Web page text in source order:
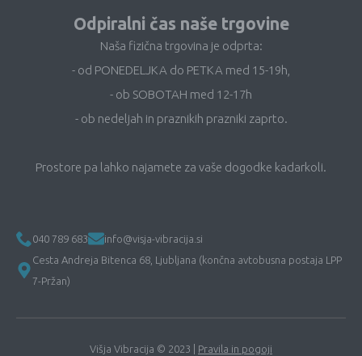
Odpiralni čas naše trgovine
Naša fizična trgovina je odprta:
- od PONEDELJKA do PETKA med 15-19h,
- ob SOBOTAH med 12-17h
- ob nedeljah in praznikih prazniki zaprto.
Prostore pa lahko najamete za vaše dogodke kadarkoli.
040 789 683
info@visja-vibracija.si
Cesta Andreja Bitenca 68, Ljubljana (končna avtobusna postaja LPP
7-Pržan)
Višja Vibracija © 2023 | Pravila in pogoji